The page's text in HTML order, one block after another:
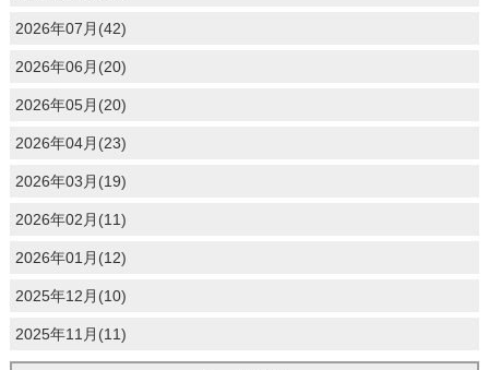
2026年07月(42)
2026年06月(20)
2026年05月(20)
2026年04月(23)
2026年03月(19)
2026年02月(11)
2026年01月(12)
2025年12月(10)
2025年11月(11)